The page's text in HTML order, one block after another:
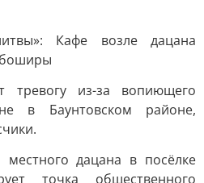
Кафе возле дацана
тревогу из-за вопиющего
в Баунтовском районе,
дацана в посёлке
точка общественного